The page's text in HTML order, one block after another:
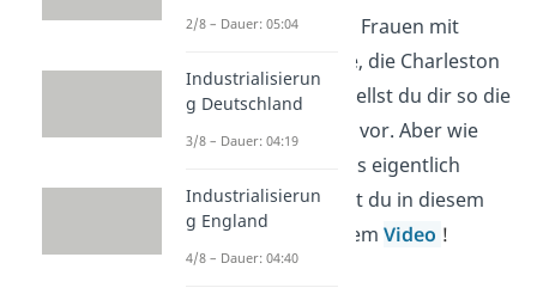
Ausgelassene Partys, Frauen mit
Federboas und Paare, die Charleston
tanzen — vielleicht stellst du dir so die
Goldenen Zwanziger
vor. Aber wie
war das Leben damals eigentlich
wirklich? Das erfährst du in diesem
Beitrag und in unserem Video !
2/8 – Dauer: 05:04
Industrialisierun
g Deutschland
3/8 – Dauer: 04:19
Industrialisierun
g England
4/8 – Dauer: 04:40